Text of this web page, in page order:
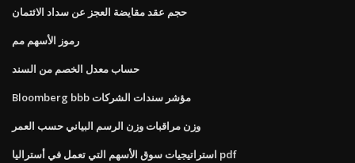
حجم عقد مقايضة العجز عن سداد الائتمان
رموز الأسهم مم
حساب معدل الخصم من السند
Bloomberg bbb مؤشر سندات الشركات
وزن مراقبات وزن الرسم البياني حسب العمر
استراتيجيات سوق الأسهم التي تعمل في أستراليا pdf